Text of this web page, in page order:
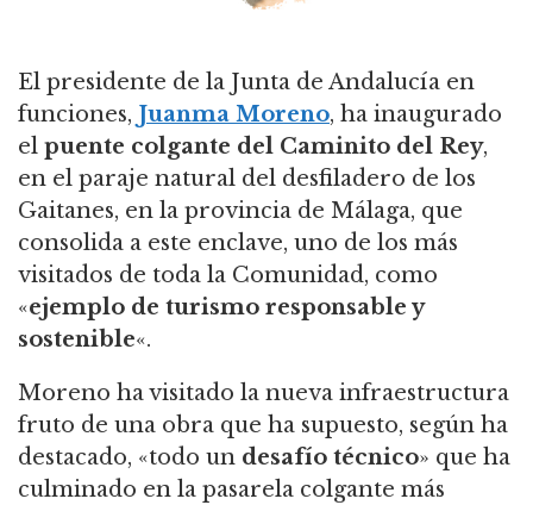
El presidente de la Junta de Andalucía en
funciones, Juanma Moreno, ha inaugurado
el puente colgante del Caminito del Rey,
en el paraje natural del desfiladero de los
Gaitanes, en la provincia de Málaga, que
consolida a este enclave, uno de los más
visitados de toda la Comunidad, como
«ejemplo de turismo responsable y
sostenible«.
Moreno ha visitado la nueva infraestructura
fruto de una obra que ha supuesto, según ha
destacado, «todo un desafío técnico» que ha
culminado en la pasarela colgante más